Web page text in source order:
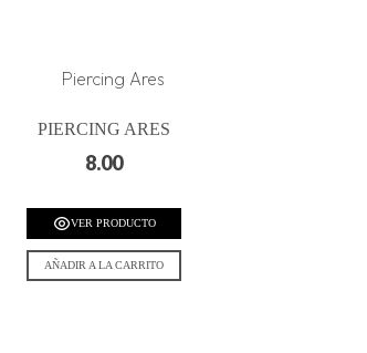
PIERCING ARES
8.00
VER PRODUCTO
AÑADIR A LA CARRITO